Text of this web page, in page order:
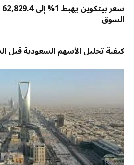
السوق
كيفية تحليل الأسهم السعودية قبل